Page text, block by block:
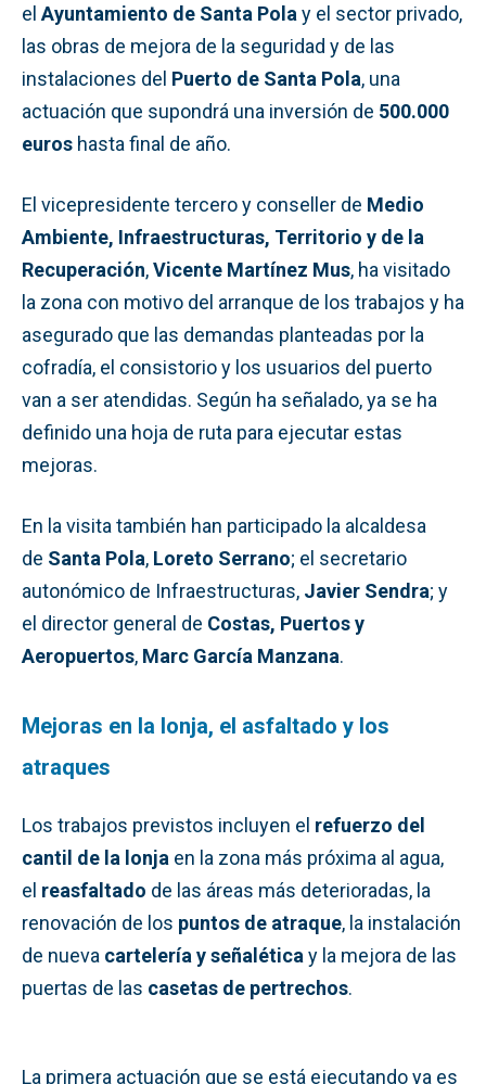
el Ayuntamiento de Santa Pola y el sector privado,
las obras de mejora de la seguridad y de las
instalaciones del Puerto de Santa Pola, una
actuación que supondrá una inversión de 500.000
euros hasta final de año.
El vicepresidente tercero y conseller de Medio
Ambiente, Infraestructuras, Territorio y de la
Recuperación,Vicente Martínez Mus, ha visitado
la zona con motivo del arranque de los trabajos y ha
asegurado que las demandas planteadas por la
cofradía, el consistorio y los usuarios del puerto
van a ser atendidas. Según ha señalado, ya se ha
definido una hoja de ruta para ejecutar estas
mejoras.
En la visita también han participado la alcaldesa
de Santa Pola, Loreto Serrano; el secretario
autonómico de Infraestructuras, Javier Sendra; y
el director general de Costas, Puertos y
Aeropuertos, Marc García Manzana.
Mejoras en la lonja, el asfaltado y los
atraques
Los trabajos previstos incluyen el refuerzo del
cantil de la lonja en la zona más próxima al agua,
el reasfaltado de las áreas más deterioradas, la
renovación de los puntos de atraque, la instalación
de nueva cartelería y señalética y la mejora de las
puertas de las casetas de pertrechos.
La primera actuación que se está ejecutando ya es